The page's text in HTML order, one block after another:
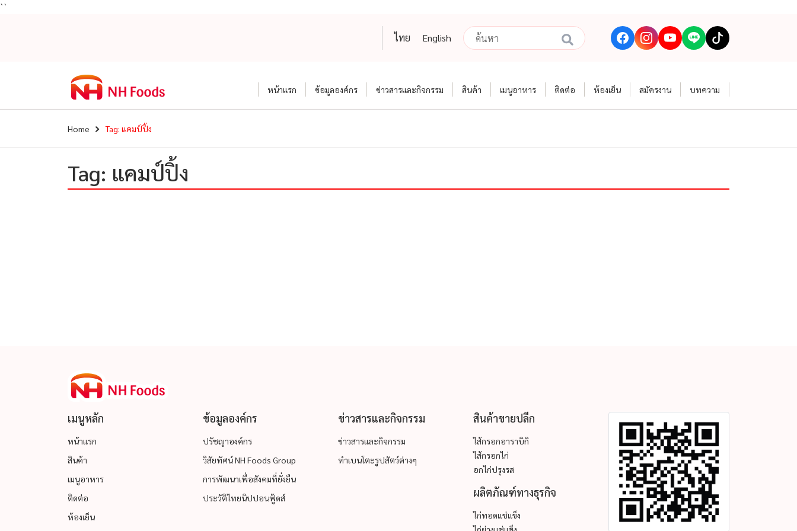
``
ไทย English
หน้าแรก ข้อมูลองค์กร ข่าวสารและกิจกรรม สินค้า เมนูอาหาร ติดต่อ ห้องเย็น สมัครงาน บทความ
Home Tag: แคมป์ปิ้ง
Tag: แคมป์ปิ้ง
เมนูหลัก
หน้าแรก
สินค้า
เมนูอาหาร
ติดต่อ
ห้องเย็น
ข้อมูลองค์กร
ปรัชญาองค์กร
วิสัยทัศน์ NH Foods Group
การพัฒนาเพื่อสังคมที่ยั่งยืน
ประวัติไทยนิปปอนฟู้ดส์
ข่าวสารและกิจกรรม
ข่าวสารและกิจกรรม
ทำเบนโตะรูปสัตว์ต่างๆ
สินค้าขายปลีก
ไส้กรอกอาราบิกิ
ไส้กรอกไก่
อกไก่ปรุงรส
ผลิตภัณฑ์ทางธุรกิจ
ไก่ทอดแช่แข็ง